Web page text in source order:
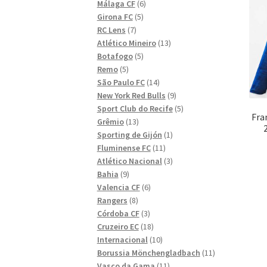
Málaga CF 66
produkter
Girona FC 55
RC Lens 77
produkter
Atlético Mineiro 1313
Botafogo 55
Remo 55
produkter
São Paulo FC 1414
produkter
New York Red Bulls 99
produkter
Sport Club do Recife 55
Grêmio 1313
produkter
Sporting de Gijón 11
Fluminense FC 1111
produkter
Atlético Nacional 33
Bahia 99
produkter
Valencia CF 66
Rangers 88
produkter
Córdoba CF 33
produkter
Cruzeiro EC 1818
produkter
Internacional 1010
produkter
Borussia Mönchengladbach 1111